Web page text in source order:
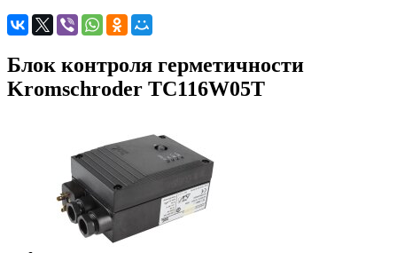
Блок контроля герметичности
Kromschroder TC116W05T